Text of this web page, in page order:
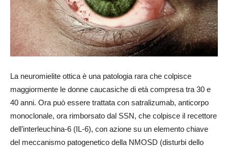
La neuromielite ottica è una patologia rara che colpisce
maggiormente le donne caucasiche di età compresa tra 30 e
40 anni. Ora può essere trattata con satralizumab, anticorpo
monoclonale, ora rimborsato dal SSN, che colpisce il recettore
dell’interleuchina-6 (IL-6), con azione su un elemento chiave
del meccanismo patogenetico della NMOSD (disturbi dello